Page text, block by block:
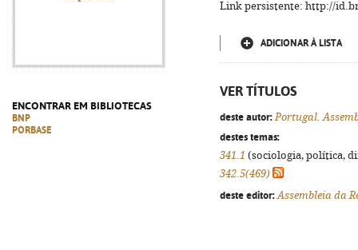
ENCONTRAR EM BIBLIOTECAS
BNP
PORBASE
Link persistente: http://
ADICIONAR À LISTA
VER TÍTULOS
deste autor: Portugal.
destes temas:
341.1 (sociologia, política,
342.5(469)
deste editor: Assembleia da